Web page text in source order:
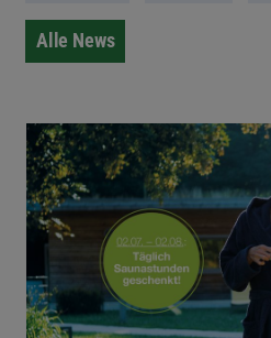
Alle News